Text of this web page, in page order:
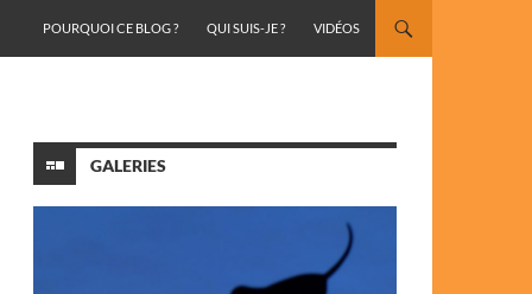
POURQUOI CE BLOG ?
QUI SUIS-JE ? VIDÉOS
GALERIES